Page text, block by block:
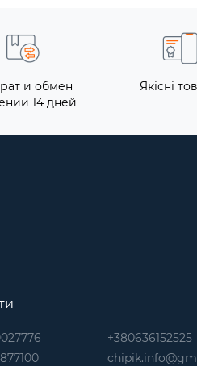
и обмен
14 дней
Якісні
+380636152525